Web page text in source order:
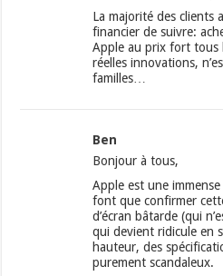
La majorité des clients
financier de suivre:
Apple au prix fort tous
réelles innovations,
familles…
Ben
Bonjour à tous,
Apple est une
font que confirmer
d’écran bâtarde (qui
qui devient ridicule en
hauteur, des
purement scandaleux.